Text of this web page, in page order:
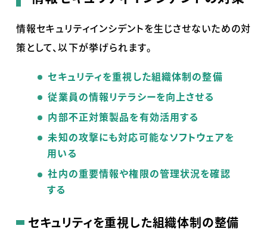
情報セキュリティインシデントを生じさせないための対
策として、以下が挙げられます。
セキュリティを重視した組織体制の整備
従業員の情報リテラシーを向上させる
内部不正対策製品を有効活用する
未知の攻撃にも対応可能なソフトウェアを
用いる
社内の重要情報や権限の管理状況を確認
する
セキュリティを重視した組織体制の整備